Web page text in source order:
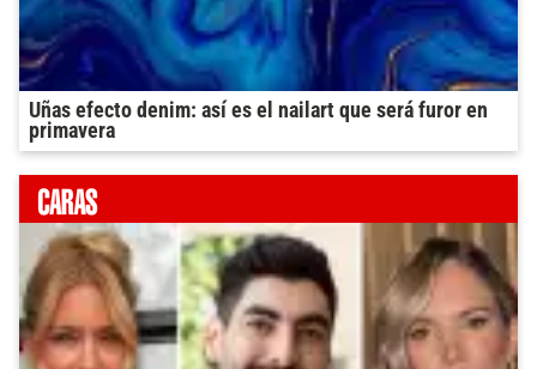
Uñas efecto denim: así es el nailart que será furor en
primavera